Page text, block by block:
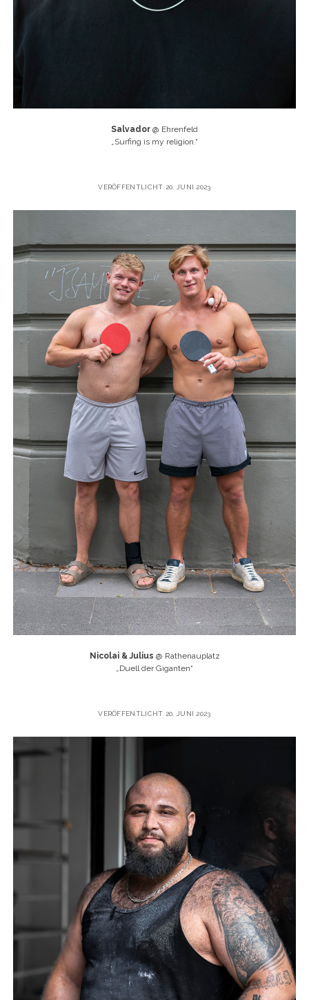
Salvador @ Ehrenfeld
„Surfing is my religion.“
VERÖFFENTLICHT 20. JUNI 2023
Nicolai & Julius @ Rathenauplatz
„Duell der Giganten“
VERÖFFENTLICHT 20. JUNI 2023